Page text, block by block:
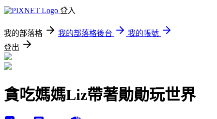
登入
我的部落格 我的部落格後台
我的帳號
登出
貪吃媽媽Liz帶著勛勛玩世界